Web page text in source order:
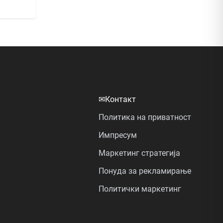
✉Контакт
Политика на приватност
Импресум
Маркетинг стратегија
Понуда за рекламирање
Политички маркетинг